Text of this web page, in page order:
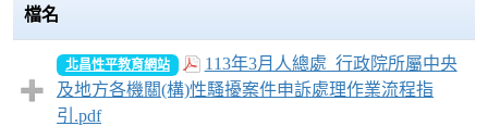
檔名
北昌性平教育網站
113年3月人總處_行政院所屬中央
及地方各機關(構)性騷擾案件申訴處理作業流程指
引.pdf